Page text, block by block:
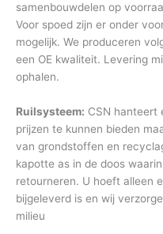
samenbouwdelen op
Voor spoed zijn er onder
mogelijk. We produceren
een OE kwaliteit. Levering
ophalen.
Ruilsysteem: CSN hanteert
prijzen te kunnen bieden
van grondstoffen en
kapotte as in de doos
retourneren. U hoeft alleen
bijgeleverd is en wij
milieu